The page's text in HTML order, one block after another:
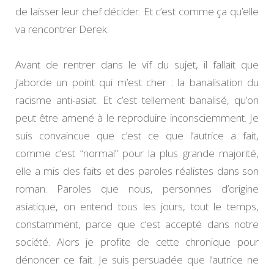
de laisser leur chef décider. Et c’est comme ça qu’elle
va rencontrer Derek.
Avant de rentrer dans le vif du sujet, il fallait que
j’aborde un point qui m’est cher : la banalisation du
racisme anti-asiat. Et c’est tellement banalisé, qu’on
peut être amené à le reproduire inconsciemment. Je
suis convaincue que c’est ce que l’autrice a fait,
comme c’est “normal” pour la plus grande majorité,
elle a mis des faits et des paroles réalistes dans son
roman. Paroles que nous, personnes d’origine
asiatique, on entend tous les jours, tout le temps,
constamment, parce que c’est accepté dans notre
société. Alors je profite de cette chronique pour
dénoncer ce fait. Je suis persuadée que l’autrice ne